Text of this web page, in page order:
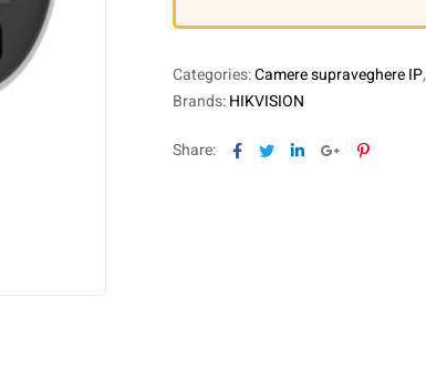
Categories:Camere supraveghere IP,
Brands:HIKVISION
Share: Facebook
TwitterLinkedinGoogle+Pinterest